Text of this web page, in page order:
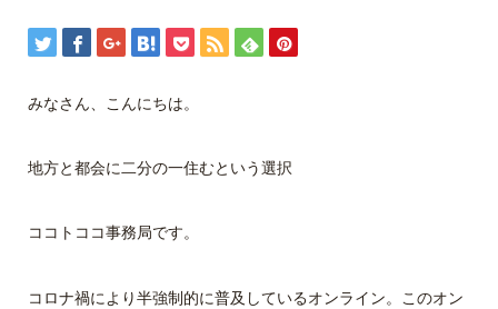
みなさん、こんにちは。
地方と都会に二分の一住むという選択
ココトココ事務局です。
コロナ禍により半強制的に普及しているオンライン。このオン